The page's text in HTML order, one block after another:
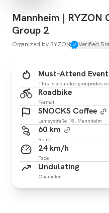
Mannheim | RYZON
Group 2
Organized by RYZON Verified
Must-Attend Event
This is a curated
Roadbike
Format
SNOCKS Coffee
Lameystraße 15, Mannheim
60 km
Route
24 km/h
Pace
Undulating
Character